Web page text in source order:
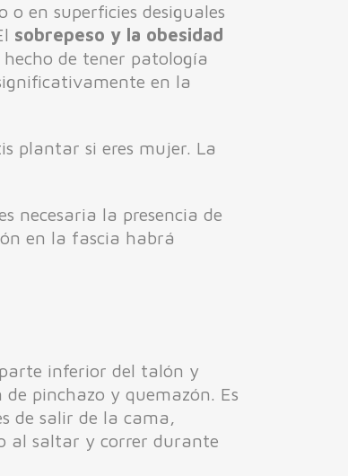
o en superficies desiguales
sobrepeso y la obesidad
de tener patología
en la
plantar si eres mujer. La
necesaria la presencia de
en la fascia habrá
inferior del talón y
pinchazo y quemazón. Es
de salir de la cama,
al saltar y correr durante